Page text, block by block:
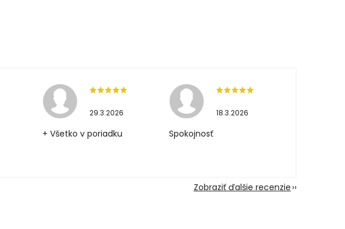
29.3.2026
+ Všetko v poriadku
18.3.2026
Spokojnosť
Zobraziť ďalšie recenzie